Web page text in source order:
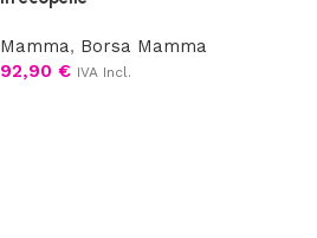
Mamma, Borsa Mamma
92,90 € IVA Incl.